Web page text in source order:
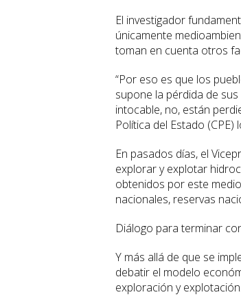
El investigador
únicamente
toman en cuenta otros
“Por eso es que los
supone la pérdida de
intocable, no, están
Política del Estado
En pasados días, el
explorar y explotar
obtenidos por este
nacionales, reservas
Diálogo para terminar
Y más allá de que se
debatir el modelo
exploración y explotación.